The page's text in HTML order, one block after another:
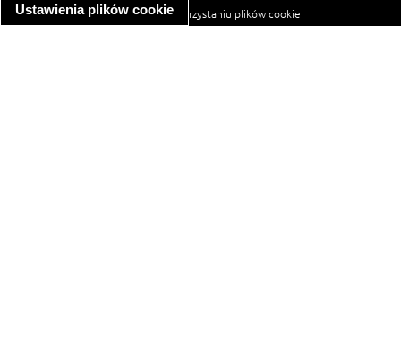
Ustawienia plików cookieinformacja o wykorzystaniu plików cookie